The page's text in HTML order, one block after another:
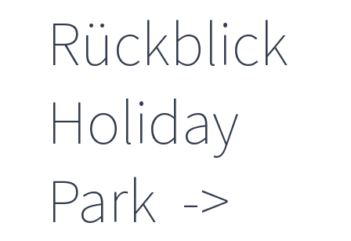
Rückblick
Holiday
Park ->